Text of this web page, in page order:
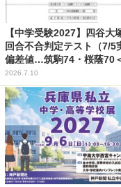
【中学受験2027】四谷大
回合不合判定テスト（7/5
偏差値…筑駒74・桜蔭70
2026.7.10